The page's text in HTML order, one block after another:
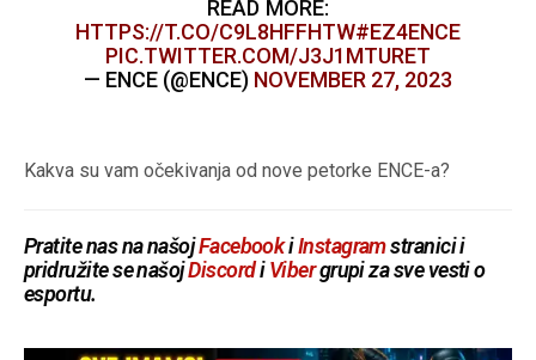
READ MORE:
HTTPS://T.CO/C9L8HFFHTW#EZ4ENCE
PIC.TWITTER.COM/J3J1MTURET
— ENCE (@ENCE) NOVEMBER 27, 2023
Kakva su vam očekivanja od nove petorke ENCE-a?
Pratite nas na našojFacebookiInstagramstranici i
pridružite se našojDiscordiVibergrupi za sve vesti o
esportu.